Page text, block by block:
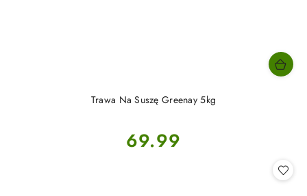
Trawa Na Suszę Greenay 5kg
Cena:
69.99